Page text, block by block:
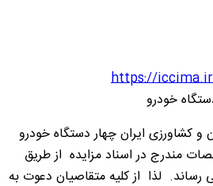
https://
خودرو
و کشاورزی ایران چهار دستگاه خودرو
مندرج در اسناد مزایده از طریق
لذا از کلیه متقاصیان دعوت به